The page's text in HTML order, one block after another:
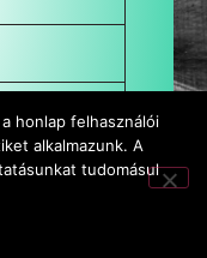
honlap felhasználói
alkalmazunk. A
tudomásul